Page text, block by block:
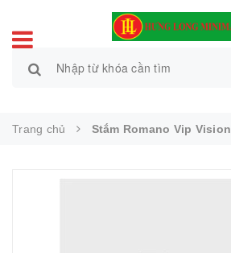
Trang chủ Stắm Romano Vip